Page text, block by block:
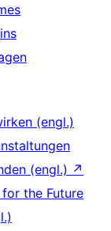
(engl.)
(engl.) ↗
for the Future